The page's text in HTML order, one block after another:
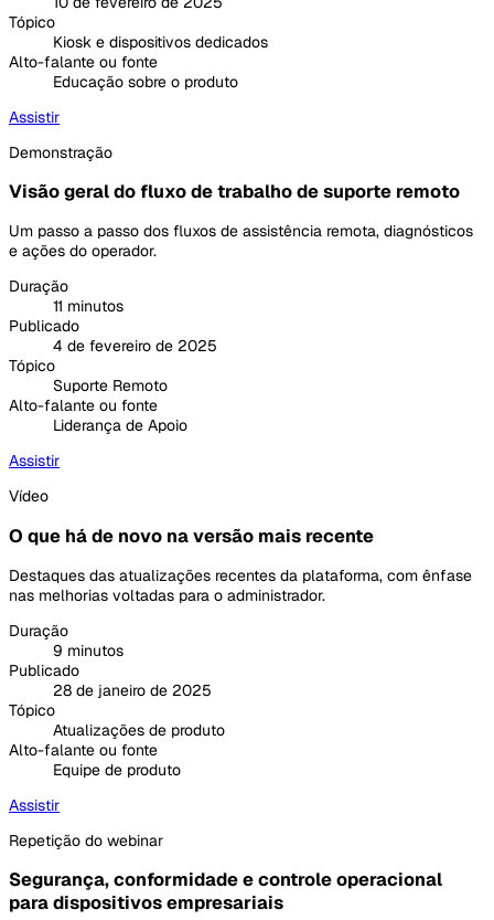
Tópico
Kiosk e dispositivos dedicados
Alto-falante ou fonte
Educação sobre o produto
Assistir
Demonstração
Visão geral do fluxo de trabalho de suporte remoto
Um passo a passo dos fluxos de assistência remota, diagnósticos
e ações do operador.
Duração
11 minutos
Publicado
4 de fevereiro de 2025
Tópico
Suporte Remoto
Alto-falante ou fonte
Liderança de Apoio
Assistir
Vídeo
O que há de novo na versão mais recente
Destaques das atualizações recentes da plataforma, com ênfase
nas melhorias voltadas para o administrador.
Duração
9 minutos
Publicado
28 de janeiro de 2025
Tópico
Atualizações de produto
Alto-falante ou fonte
Equipe de produto
Assistir
Repetição do webinar
Segurança, conformidade e controle operacional
para dispositivos empresariais